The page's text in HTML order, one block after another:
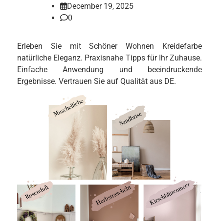
December 19, 2025
0
Erleben Sie mit Schöner Wohnen Kreidefarbe
natürliche Eleganz. Praxisnahe Tipps für Ihr Zuhause.
Einfache Anwendung und beeindruckende
Ergebnisse. Vertrauen Sie auf Qualität aus DE.